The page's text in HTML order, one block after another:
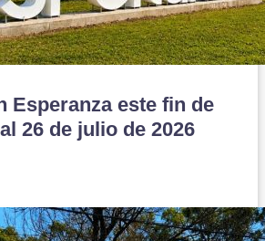
Esperanza este fin de
26 de julio de 2026